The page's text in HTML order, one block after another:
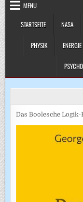
MENU
STARTSEITE
NASA
PHYSIK ENERGIE
Das Boolesche